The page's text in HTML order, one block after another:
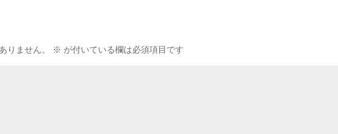
りません。 ※ が付いている欄は必須項目です